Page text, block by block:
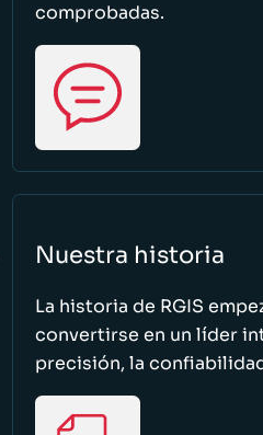
comprobadas.
Nuestra historia
La historia de RGIS
convertirse en un líder
precisión, la